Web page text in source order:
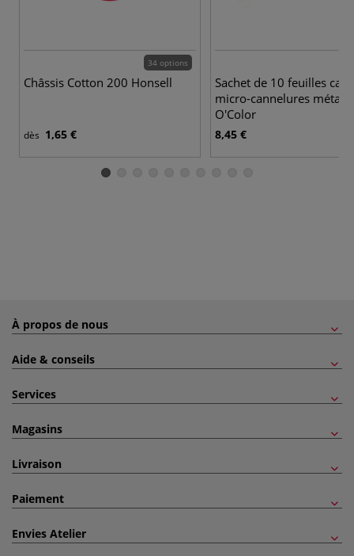
34 options
Châssis Cotton 200 Honsell
dès 1,65 €
Sachet de 10 feuilles
micro-cannelures
O'Color
8,45 €
À propos de nous
Aide & conseils
Services
Magasins
Livraison
Paiement
Envies Atelier